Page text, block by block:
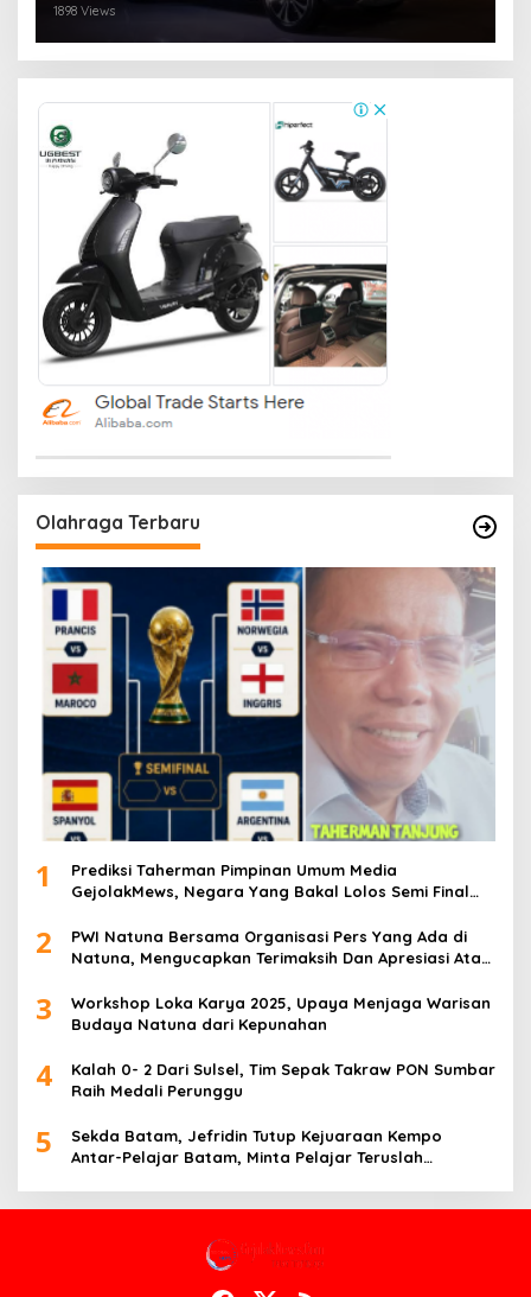
1898 Views
Olahraga Terbaru
1
Prediksi Taherman Pimpinan Umum Media
GejolakMews, Negara Yang Bakal Lolos Semi Final
2
PWI Natuna Bersama Organisasi Pers Yang Ada di
Natuna, Mengucapkan Terimaksih Dan Apresiasi Atas
dan Insan Pers
3
Workshop Loka Karya 2025, Upaya Menjaga Warisan
Budaya Natuna dari Kepunahan
4
Kalah 0- 2 Dari Sulsel, Tim Sepak Takraw PON Sumbar
Raih Medali Perunggu
5
Sekda Batam, Jefridin Tutup Kejuaraan Kempo
Antar-Pelajar Batam, Minta Pelajar Teruslah